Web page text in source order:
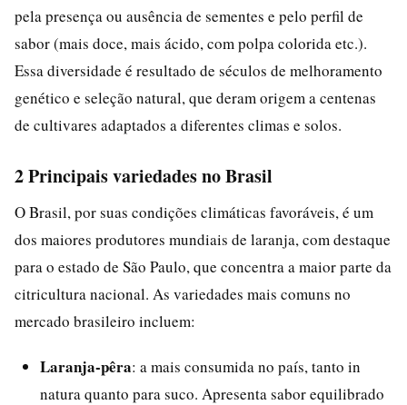
pela presença ou ausência de sementes e pelo perfil de
sabor (mais doce, mais ácido, com polpa colorida etc.).
Essa diversidade é resultado de séculos de melhoramento
genético e seleção natural, que deram origem a centenas
de cultivares adaptados a diferentes climas e solos.
2 Principais variedades no Brasil
O Brasil, por suas condições climáticas favoráveis, é um
dos maiores produtores mundiais de laranja, com destaque
para o estado de São Paulo, que concentra a maior parte da
citricultura nacional. As variedades mais comuns no
mercado brasileiro incluem:
Laranja-pêra: a mais consumida no país, tanto in
natura quanto para suco. Apresenta sabor equilibrado